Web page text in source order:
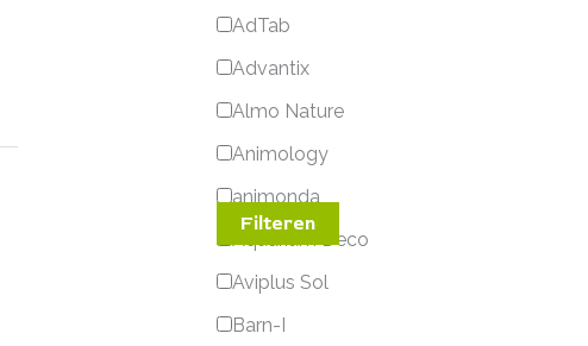
AdTab
Advantix
Almo Nature
Animology
animonda
Aquarium Deco
Aviplus Sol
Barn-I
Filteren